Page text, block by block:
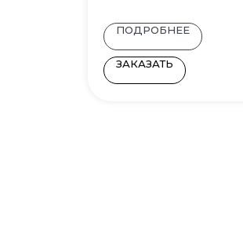
ПОДРОБНЕЕ
ЗАКАЗАТЬ